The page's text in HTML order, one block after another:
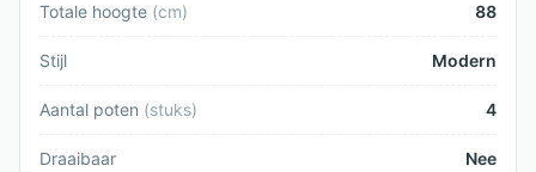
Totale hoogte (cm) 88
Stijl Modern
Aantal poten (stuks) 4
Draaibaar Nee